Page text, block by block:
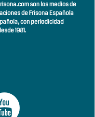
son los medios de
de Frisona Española
conperiodicidad
1981.